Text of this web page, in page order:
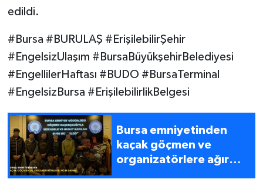
edildi.
#Bursa #BURULAŞ #ErişilebilirŞehir
#EngelsizUlaşım #BursaBüyükşehirBelediyesi
#EngellilerHaftası #BUDO #BursaTerminal
#EngelsizBursa #ErişilebilirlikBelgesi
Bursa emniyetinden
kaçak göçmen ve
organizatörlere ağır